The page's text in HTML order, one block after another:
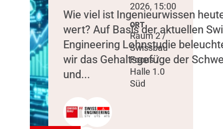
Wie viel ist Ingenieurwissen
wert? Auf Basis der aktuellen
Engineering Lohnstudie
wir das Gehaltsgefüge der
und...
2026, 15:00
ORT
Raum 2 /
Swissbau
Focus /
Halle 1.0
Süd